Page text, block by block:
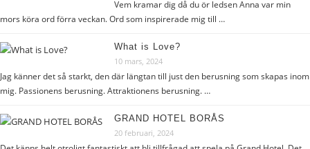
Vem kramar dig då du ör ledsen Anna var min
mors köra ord förra veckan. Ord som inspirerade mig till …
What is Love?
10 mars, 2024
Jag känner det så starkt, den där längtan till just den berusning som skapas inom
mig. Passionens berusning. Attraktionens berusning. …
GRAND HOTEL BORÅS
20 februari, 2024